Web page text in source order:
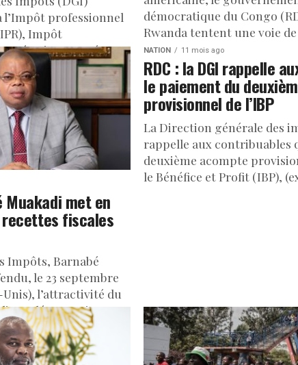
l’Impôt professionnel
Impôt
versées au
démocratique du Congo
Rwanda tentent une voie
Muakadi met en
recettes fiscales
Impôts, Barnabé
le 23 septembre
l’attractivité du
démocratique...
NATION 11 mois ago
RDC : la DGI rappelle
le paiement du
provisionnel de l’IBP
La Direction générale des
rappelle aux contribuables
deuxième acompte
le Bénéfice et Profit (IBP),